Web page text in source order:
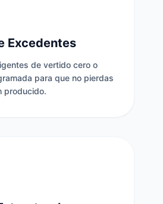
Excedentes
de vertido cero o
para que no pierdas
producido.